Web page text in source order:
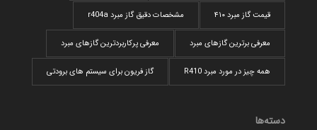
قیمت گاز مبرد ۴۱۰ مشخصات دقیق گاز مبرد r404a
معرفی برترین گازهای مبرد معرفی پرکاربردترین گاز‌های مبرد
همه چیز در مورد مبرد R410 گاز فریون برای سیستم های برودتی
دسته‌ها